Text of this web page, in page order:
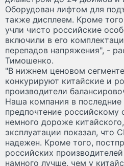
Оборудован лифтом для
также дисплеем. Кроме
учли чисто российские
включили в его
перепадов напряжения", -
Тимошенко.
"В нижнем ценовом
конкурируют китайские и
производители
Наша компания в последние
предпочтение российскому
немного дороже
эксплуатации показал, что
надежен. Кроме того,
российских
намного лучше, чем у